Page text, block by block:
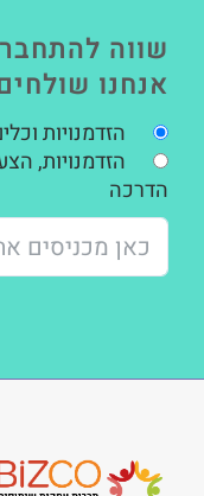
שווה
אנחנו
הזדמנויות
הזדמנויות,
הדרכה